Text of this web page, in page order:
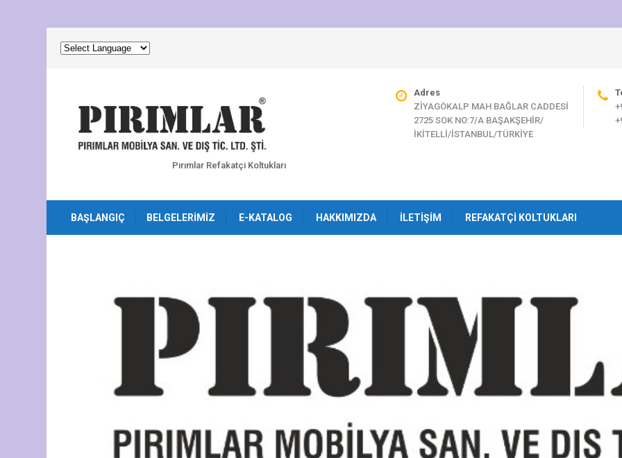
Pırımlar Refakatçi Koltukları
Adres
ZİYAGÖKALP MAH BAĞLAR CADDESİ
2725 SOK NO:7/A BAŞAKŞEHİR/
İKİTELLİ/İSTANBUL/TÜRKİYE
BAŞLANGIÇ BELGELERIMIZ E-KATALOG HAKKIMIZDA İLETIŞIM REFAKATÇI KOLTUKLARI